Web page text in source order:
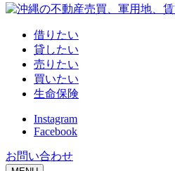
借りたい
貸したい
売りたい
買いたい
生命保険
Instagram
Facebook
お問い合わせ